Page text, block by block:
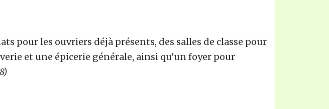
pour les ouvriers déjà présents, des salles de classe pour
et une épicerie générale, ainsi qu’un foyer pour